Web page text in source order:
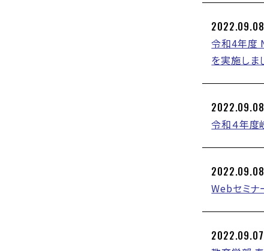
2022.09.08
令和4年度
を実施しま
2022.09.08
令和４年度
2022.09.08
Webセミナ
2022.09.07